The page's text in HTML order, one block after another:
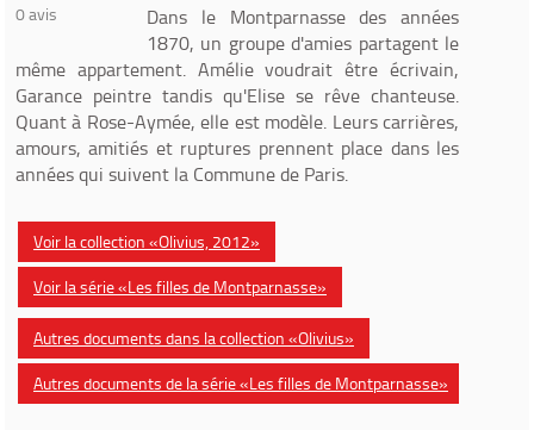
0avis
Dans le Montparnasse des années
1870, un groupe d'amies partagent le
même appartement. Amélie voudrait être écrivain,
Garance peintre tandis qu'Elise se rêve chanteuse.
Quant à Rose-Aymée, elle est modèle. Leurs carrières,
amours, amitiés et ruptures prennent place dans les
années qui suivent la Commune de Paris.
Voir la collection «Olivius, 2012»
Voir la série «Les filles de Montparnasse»
Autres documents dans la collection «Olivius»
Autres documents de la série «Les filles de Montparnasse»